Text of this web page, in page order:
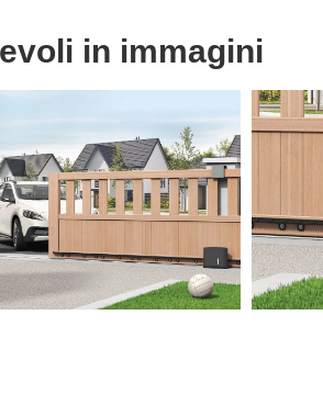
in immagini